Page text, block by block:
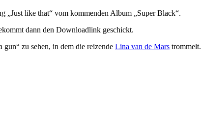
„Just like that“ vom kommenden Album „Super Black“.
dann den Downloadlink geschickt.
zu sehen, in dem die reizende Lina van de Mars trommelt.